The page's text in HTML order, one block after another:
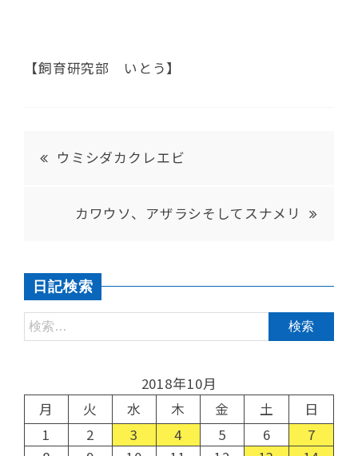
【飼育研究部 いとう】
ウミシダカクレエビ
カワウソ、アザラシそしてスナメリ
日記検索
2018年10月
月
火 水 木 金 土
日
1
2 3 4 5 6
7